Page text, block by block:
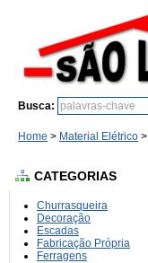
Busca:
Home > Material Elétrico >
CATEGORIAS
Churrasqueira
Decoração
Escadas
Fabricação Própria
Ferragens